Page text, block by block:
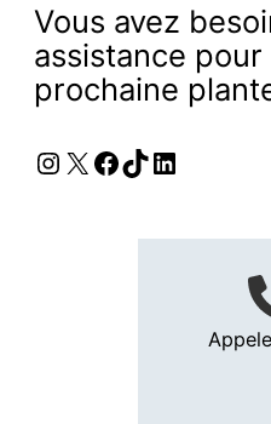
Vous avez
assistance
prochaine
Instagram
X Facebook
TikTok
LinkedIn